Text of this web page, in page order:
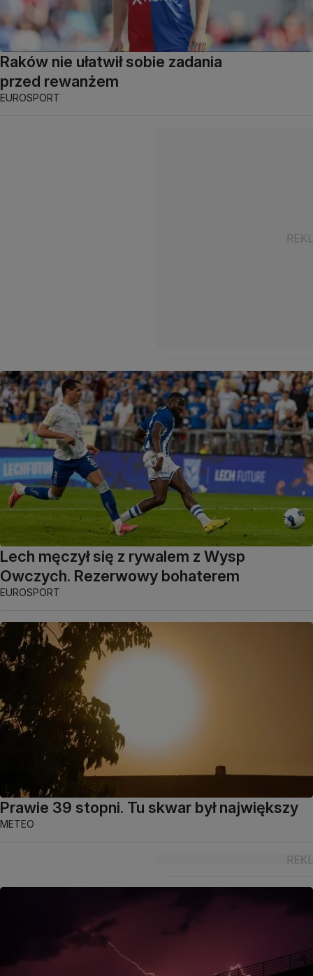
Raków nie ułatwił sobie zadania
przed rewanżem
EUROSPORT
Lech męczył się z rywalem z Wysp
Owczych. Rezerwowy bohaterem
EUROSPORT
Prawie 39 stopni. Tu skwar był największy
METEO